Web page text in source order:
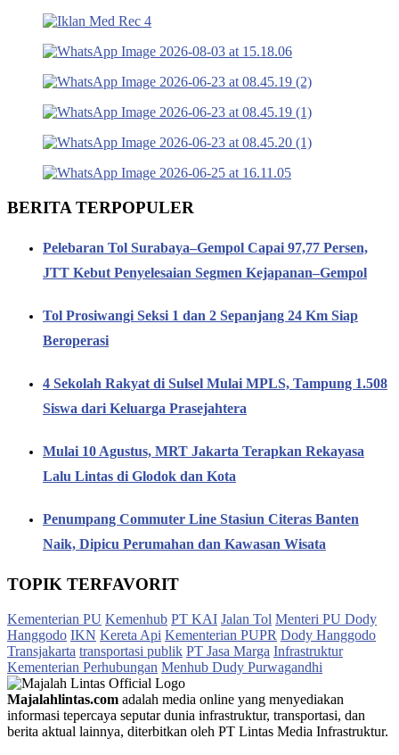
BERITA TERPOPULER
Pelebaran Tol Surabaya–Gempol Capai 97,77 Persen,
JTT Kebut Penyelesaian Segmen Kejapanan–Gempol
Tol Prosiwangi Seksi 1 dan 2 Sepanjang 24 Km Siap
Beroperasi
4 Sekolah Rakyat di Sulsel Mulai MPLS, Tampung 1.508
Siswa dari Keluarga Prasejahtera
Mulai 10 Agustus, MRT Jakarta Terapkan Rekayasa
Lalu Lintas di Glodok dan Kota
Penumpang Commuter Line Stasiun Citeras Banten
Naik, Dipicu Perumahan dan Kawasan Wisata
TOPIK TERFAVORIT
Kementerian PU Kemenhub PT KAI Jalan Tol Menteri PU Dody
Hanggodo IKN Kereta Api Kementerian PUPR Dody Hanggodo
Transjakarta transportasi publik PT Jasa Marga Infrastruktur
Kementerian Perhubungan Menhub Dudy Purwagandhi
Majalahlintas.com adalah media online yang menyediakan
informasi tepercaya seputar dunia infrastruktur, transportasi, dan
berita aktual lainnya, diterbitkan oleh PT Lintas Media Infrastruktur.